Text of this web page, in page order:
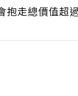
走總價值超